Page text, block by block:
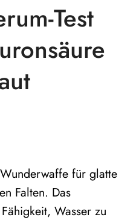
Test
für glatte
Falten. Das
Wasser zu